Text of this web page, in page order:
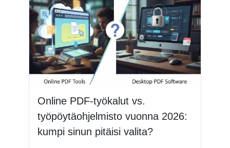
Online PDF-työkalut vs.
työpöytäohjelmisto vuonna 2026:
kumpi sinun pitäisi valita?